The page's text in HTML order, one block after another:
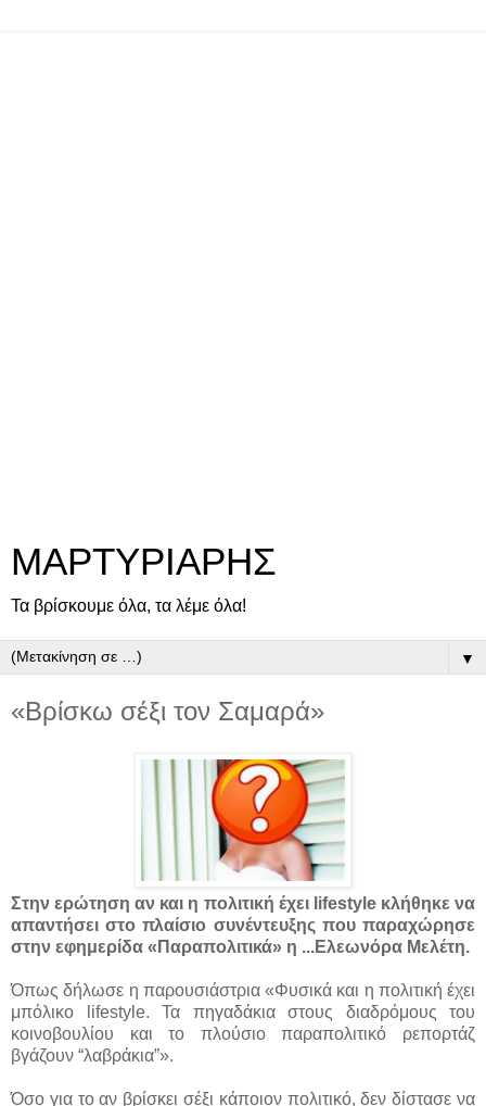
ΜΑΡΤΥΡΙΑΡΗΣ
Τα βρίσκουμε όλα, τα λέμε όλα!
▼
«Βρίσκω σέξι τον Σαμαρά»
Στην ερώτηση αν και η πολιτική έχει lifestyle κλήθηκε να
απαντήσει στο πλαίσιο συνέντευξης που παραχώρησε
στην εφημερίδα «Παραπολιτικά» η ...Ελεωνόρα Μελέτη.
Όπως δήλωσε η παρουσιάστρια «Φυσικά και η πολιτική έχει
μπόλικο lifestyle. Τα πηγαδάκια στους διαδρόμους του
κοινοβουλίου και το πλούσιο παραπολιτικό ρεπορτάζ
βγάζουν “λαβράκια”».
Όσο για το αν βρίσκει σέξι κάποιον πολιτικό, δεν δίστασε να